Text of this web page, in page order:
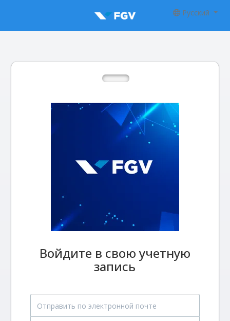
Русский
Войдите в свою учетную
запись
Отправить по электронной почте